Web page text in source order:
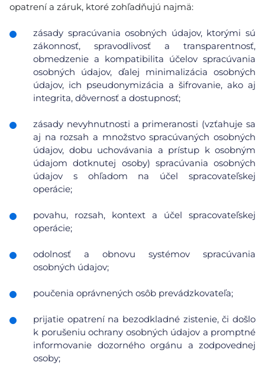
opatrení a záruk, ktoré zohľadňujú najmä:
zásady spracúvania osobných údajov, ktorými sú
zákonnosť, spravodlivosť a transparentnosť,
obmedzenie a kompatibilita účelov spracúvania
osobných údajov, ďalej minimalizácia osobných
údajov, ich pseudonymizácia a šifrovanie, ako aj
integrita, dôvernosť a dostupnosť;
zásady nevyhnutnosti a primeranosti (vzťahuje sa
aj na rozsah a množstvo spracúvaných osobných
údajov, dobu uchovávania a prístup k osobným
údajom dotknutej osoby) spracúvania osobných
údajov s ohľadom na účel spracovateľskej
operácie;
povahu, rozsah, kontext a účel spracovateľskej
operácie;
odolnosť a obnovu systémov spracúvania
osobných údajov;
poučenia oprávnených osôb prevádzkovateľa;
prijatie opatrení na bezodkladné zistenie, či došlo
k porušeniu ochrany osobných údajov a promptné
informovanie dozorného orgánu a zodpovednej
osoby;